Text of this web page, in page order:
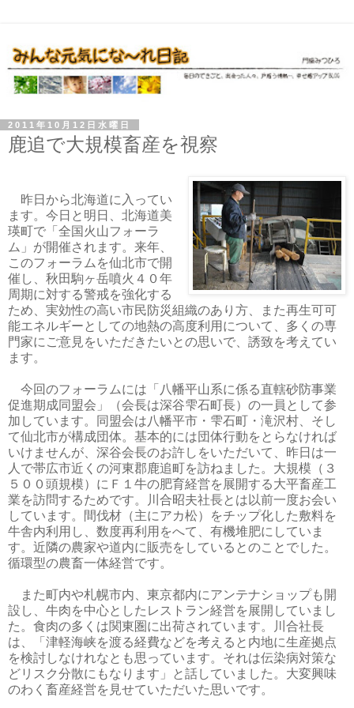
2011年10月12日水曜日
鹿追で大規模畜産を視察
昨日から北海道に入ってい
ます。今日と明日、北海道美
瑛町で「全国火山フォーラ
ム」が開催されます。来年、
このフォーラムを仙北市で開
催し、秋田駒ヶ岳噴火４０年
周期に対する警戒を強化する
ため、実効性の高い市民防災組織のあり方、また再生可可
能エネルギーとしての地熱の高度利用について、多くの専
門家にご意見をいただきたいとの思いで、誘致を考えてい
ます。
今回のフォーラムには「八幡平山系に係る直轄砂防事業
促進期成同盟会」（会長は深谷雫石町長）の一員として参
加しています。同盟会は八幡平市・雫石町・滝沢村、そし
て仙北市が構成団体。基本的には団体行動をとらなければ
いけませんが、深谷会長のお許しをいただいて、昨日は一
人で帯広市近くの河東郡鹿追町を訪ねました。大規模（３
５００頭規模）にＦ１牛の肥育経営を展開する大平畜産工
業を訪問するためです。川合昭夫社長とは以前一度お会い
しています。間伐材（主にアカ松）をチップ化した敷料を
牛舎内利用し、数度再利用をへて、有機堆肥にしていま
す。近隣の農家や道内に販売をしているとのことでした。
循環型の農畜一体経営です。
また町内や札幌市内、東京都内にアンテナショップも開
設し、牛肉を中心としたレストラン経営を展開していまし
た。食肉の多くは関東圏に出荷されています。川合社長
は、「津軽海峡を渡る経費などを考えると内地に生産拠点
を検討しなけれなとも思っています。それは伝染病対策な
どリスク分散にもなります」と話していました。大変興味
のわく畜産経営を見せていただいた思いです。